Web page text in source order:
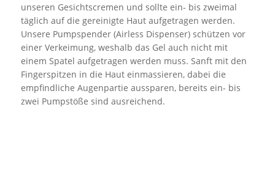
unseren Gesichtscremen und sollte ein- bis zweimal
täglich auf die gereinigte Haut aufgetragen werden.
Unsere Pumpspender (Airless Dispenser) schützen vor
einer Verkeimung, weshalb das Gel auch nicht mit
einem Spatel aufgetragen werden muss. Sanft mit den
Fingerspitzen in die Haut einmassieren, dabei die
empfindliche Augenpartie aussparen, bereits ein- bis
zwei Pumpstöße sind ausreichend.